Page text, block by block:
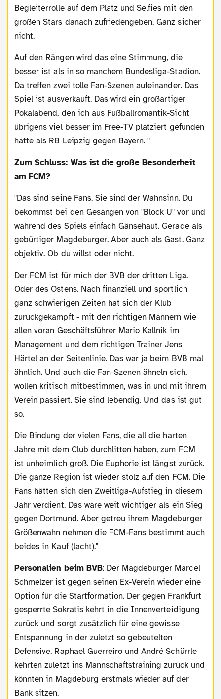
Begleiterrolle auf dem Platz und Selfies mit den
großen Stars danach zufriedengeben. Ganz sicher
nicht.
Auf den Rängen wird das eine Stimmung, die
besser ist als in so manchem Bundesliga-Stadion.
Da treffen zwei tolle Fan-Szenen aufeinander. Das
Spiel ist ausverkauft. Das wird ein großartiger
Pokalabend, den ich aus Fußballromantik-Sicht
übrigens viel besser im Free-TV platziert gefunden
hätte als RB Leipzig gegen Bayern. "
Zum Schluss: Was ist die große Besonderheit
am FCM?
"Das sind seine Fans. Sie sind der Wahnsinn. Du
bekommst bei den Gesängen von "Block U" vor und
während des Spiels einfach Gänsehaut. Gerade als
gebürtiger Magdeburger. Aber auch als Gast. Ganz
objektiv. Ob du willst oder nicht.
Der FCM ist für mich der BVB der dritten Liga.
Oder des Ostens. Nach finanziell und sportlich
ganz schwierigen Zeiten hat sich der Klub
zurückgekämpft - mit den richtigen Männern wie
allen voran Geschäftsführer Mario Kallnik im
Management und dem richtigen Trainer Jens
Härtel an der Seitenlinie. Das war ja beim BVB mal
ähnlich. Und auch die Fan-Szenen ähneln sich,
wollen kritisch mitbestimmen, was in und mit ihrem
Verein passiert. Sie sind lebendig. Und das ist gut
so.
Die Bindung der vielen Fans, die all die harten
Jahre mit dem Club durchlitten haben, zum FCM
ist unheimlich groß. Die Euphorie ist längst zurück.
Die ganze Region ist wieder stolz auf den FCM. Die
Fans hätten sich den Zweitliga-Aufstieg in diesem
Jahr verdient. Das wäre weit wichtiger als ein Sieg
gegen Dortmund. Aber getreu ihrem Magdeburger
Größenwahn nehmen die FCM-Fans bestimmt auch
beides in Kauf (lacht)."
Personalien beim BVB: Der Magdeburger Marcel
Schmelzer ist gegen seinen Ex-Verein wieder eine
Option für die Startformation. Der gegen Frankfurt
gesperrte Sokratis kehrt in die Innenverteidigung
zurück und sorgt zusätzlich für eine gewisse
Entspannung in der zuletzt so gebeutelten
Defensive. Raphael Guerreiro und André Schürrle
kehrten zuletzt ins Mannschaftstraining zurück und
könnten in Magdeburg erstmals wieder auf der
Bank sitzen.